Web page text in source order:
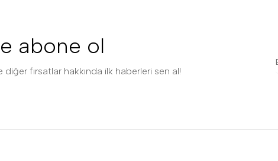
abone ol
fırsatlar hakkında ilk haberleri sen al!